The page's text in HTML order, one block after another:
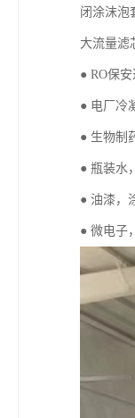
闭涂沫泡
大流量滤
● RO保
● 电厂冷
● 生物制
● 瓶装水
● 油漆，
● 微电子